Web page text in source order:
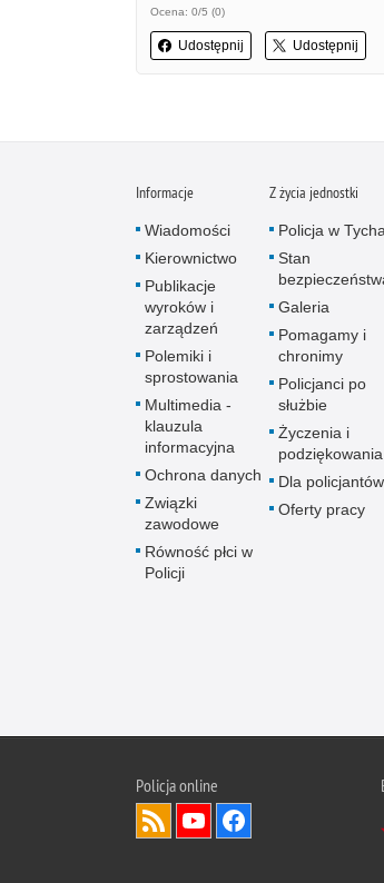
Ocena: 0/5 (0)
Udostępnij Udostępnij
Informacje
Wiadomości
Kierownictwo
Publikacje
wyroków i
zarządzeń
Polemiki i
sprostowania
Multimedia -
klauzula
informacyjna
Ochrona danych
Związki
zawodowe
Równość płci w
Policji
Z życia jednostki
Policja w
Stan
Galeria
Pomagamy i
chronimy
Policjanci po
służbie
Życzenia i
podziękowania
Dla policjantów
Oferty pracy
Policja online